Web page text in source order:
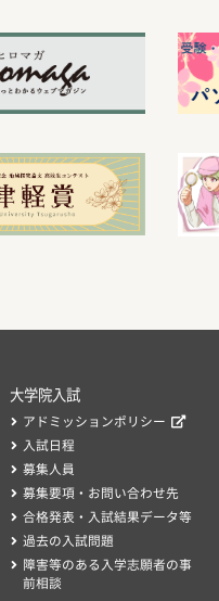
大学院入試
アドミッションポリシー
入試日程
募集人員
募集要項・お問い合わせ先
合格発表・入試結果データ等
過去の入試問題
障害等のある入学志願者の事
前相談